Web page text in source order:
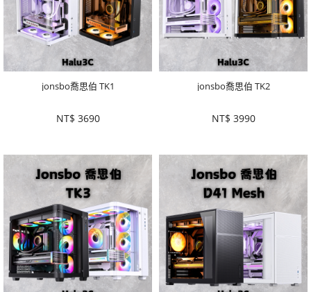
jonsbo喬思伯 TK1
NT$ 3690
jonsbo喬思伯 TK2
NT$ 3990